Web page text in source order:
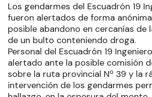
Los gendarmes del Escuadrón 19
fueron alertados de forma
posible abandono en cercanías de
de un bulto conteniendo droga.
Personal del Escuadrón 19
alertado ante la posible comisión
sobre la ruta provincial Nº 39 y la
intervención de los gendarmes